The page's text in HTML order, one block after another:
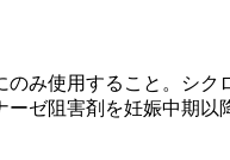
み使用すること。シ
ゼ阻害剤を妊娠中期